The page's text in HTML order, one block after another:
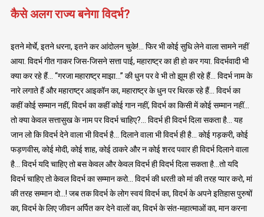
कैसे अलग राज्य बनेगा विदर्भ?
इतने मोर्चे, इतने धरना, इतने कर आंदोलन चुके!… फिर भी कोई सुधि लेने वाला सामने नहीं
आया. विदर्भ गीत गाकर जिस-जिसने सत्ता पाई, महाराष्ट्र का ही हो कर गया. विदर्भवादी भी
क्या कर रहे हैं… “गरजा महाराष्ट्र माझा…” की धुन पर वे भी तो झूम ही रहे हैं… विदर्भ नाम के
नारे लगाते हैं और महाराष्ट्र आइकॉन का, महाराष्ट्र के धुन पर थिरक रहे हैं… विदर्भ का
कहीं कोई सम्मान नहीं, विदर्भ का कहीं कोई गान नहीं, विदर्भ का किसी में कोई सम्मान नहीं…
तो क्या केवल सत्तासुख के नाम पर विदर्भ चाहिए?… विदर्भ ही विदर्भ दिला सकता है… यह
जान लो कि विदर्भ देने वाला भी विदर्भ है… दिलाने वाला भी विदर्भ ही है… कोई गड़करी, कोई
फड़णवीस, कोई मोदी, कोई शाह, कोई ठाकरे और न कोई शरद पवार ही विदर्भ दिलाने वाला
है… विदर्भ यदि चाहिए तो बस केवल और केवल विदर्भ ही विदर्भ दिला सकता है…तो यदि
विदर्भ चाहिए तो केवल विदर्भ का सम्मान करो… विदर्भ की धरती को मां की तरह प्यार करो, मां
की तरह सम्मान दो…! जब तक विदर्भ के लोग स्वयं विदर्भ का, विदर्भ के अपने इतिहास पुरुषों
का, विदर्भ के लिए जीवन अर्पित कर देने वालों का, विदर्भ के संत-महात्माओं का, मान करना